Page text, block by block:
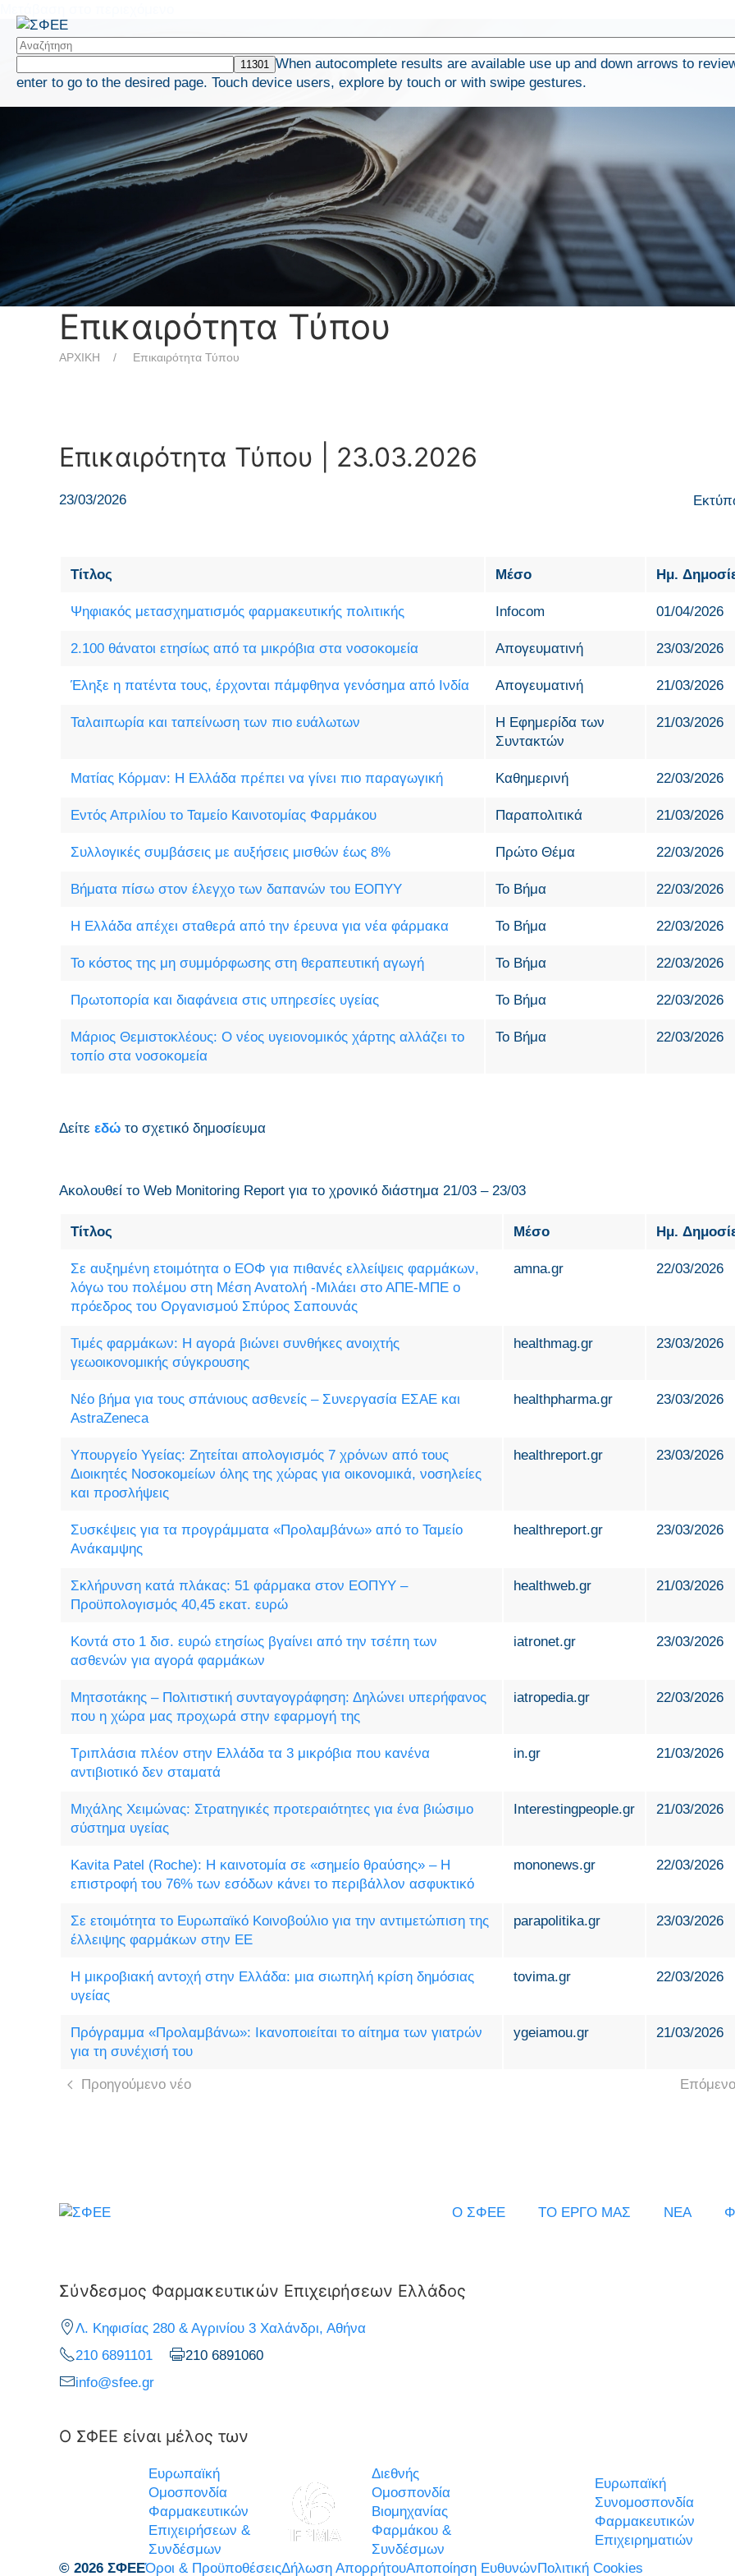
When autocomplete results are available use up and down arrows to
enter to go to the desired page. Touch device users, explore by touch or with swipe gestures.
Επικαιρότητα Τύπου
ΑΡΧΙΚΗ Επικαιρότητα Τύπου
Επικαιρότητα Τύπου | 23.03.2026
23/03/2026
Τίτλος Μέσο Ημ.
Ψηφιακός μετασχηματισμός φαρμακευτικής πολιτικής Infocom 01/04/2026
2.100 θάνατοι ετησίως από τα μικρόβια στα νοσοκομεία Απογευματινή 23/03/2026
Έληξε η πατέντα τους, έρχονται πάμφθηνα γενόσημα από Ινδία Απογευματινή 21/03/2026
Ταλαιπωρία και ταπείνωση των πιο ευάλωτων
Η Εφημερίδα των
Συντακτών
21/03/2026
Ματίας Κόρμαν: Η Ελλάδα πρέπει να γίνει πιο παραγωγική Καθημερινή 22/03/2026
Εντός Απριλίου το Ταμείο Καινοτομίας Φαρμάκου Παραπολιτικά 21/03/2026
Συλλογικές συμβάσεις με αυξήσεις μισθών έως 8% Πρώτο Θέμα 22/03/2026
Βήματα πίσω στον έλεγχο των δαπανών του ΕΟΠΥΥ Το Βήμα 22/03/2026
Η Ελλάδα απέχει σταθερά από την έρευνα για νέα φάρμακα Το Βήμα 22/03/2026
Το κόστος της μη συμμόρφωσης στη θεραπευτική αγωγή Το Βήμα 22/03/2026
Πρωτοπορία και διαφάνεια στις υπηρεσίες υγείας Το Βήμα 22/03/2026
Μάριος Θεμιστοκλέους: Ο νέος υγειονομικός χάρτης αλλάζει το
τοπίο στα νοσοκομεία
Το Βήμα 22/03/2026
Δείτε εδώ το σχετικό δημοσίευμα
Ακολουθεί το Web Monitoring Report για τo χρονικό διάστημα 21/03 – 23/03
Τίτλος Μέσο Ημ.
Σε αυξημένη ετοιμότητα ο ΕΟΦ για πιθανές ελλείψεις φαρμάκων,
λόγω του πολέμου στη Μέση Ανατολή -Μιλάει στο ΑΠΕ-ΜΠΕ ο
πρόεδρος του Οργανισμού Σπύρος Σαπουνάς
amna.gr 22/03/2026
Τιμές φαρμάκων: Η αγορά βιώνει συνθήκες ανοιχτής
γεωοικονομικής σύγκρουσης
healthmag.gr 23/03/2026
Νέο βήμα για τους σπάνιους ασθενείς – Συνεργασία ΕΣΑΕ και
AstraZeneca
healthpharma.gr 23/03/2026
Υπουργείο Υγείας: Ζητείται απολογισμός 7 χρόνων από τους
Διοικητές Νοσοκομείων όλης της χώρας για οικονομικά, νοσηλείες
και προσλήψεις
healthreport.gr 23/03/2026
Συσκέψεις για τα προγράμματα «Προλαμβάνω» από το Ταμείο
Ανάκαμψης
healthreport.gr 23/03/2026
Σκλήρυνση κατά πλάκας: 51 φάρμακα στον ΕΟΠΥΥ –
Προϋπολογισμός 40,45 εκατ. ευρώ
healthweb.gr 21/03/2026
Κοντά στο 1 δισ. ευρώ ετησίως βγαίνει από την τσέπη των
ασθενών για αγορά φαρμάκων
iatronet.gr 23/03/2026
Μητσοτάκης – Πολιτιστική συνταγογράφηση: Δηλώνει υπερήφανος
που η χώρα μας προχωρά στην εφαρμογή της
iatropedia.gr 22/03/2026
Τριπλάσια πλέον στην Ελλάδα τα 3 μικρόβια που κανένα
αντιβιοτικό δεν σταματά
in.gr 21/03/2026
Μιχάλης Χειμώνας: Στρατηγικές προτεραιότητες για ένα βιώσιμο
σύστημα υγείας
Interestingpeople.gr 21/03/2026
Kavita Patel (Roche): Η καινοτομία σε «σημείο θραύσης» – Η
επιστροφή του 76% των εσόδων κάνει το περιβάλλον ασφυκτικό
mononews.gr 22/03/2026
Σε ετοιμότητα το Ευρωπαϊκό Κοινοβούλιο για την αντιμετώπιση της
έλλειψης φαρμάκων στην ΕΕ
parapolitika.gr 23/03/2026
Η μικροβιακή αντοχή στην Ελλάδα: μια σιωπηλή κρίση δημόσιας
υγείας
tovima.gr 22/03/2026
Πρόγραμμα «Προλαμβάνω»: Ικανοποιείται το αίτημα των γιατρών
για τη συνέχισή του
ygeiamou.gr 21/03/2026
Προηγούμενο νέο
Ο ΣΦΕΕ ΤΟ ΕΡΓΟ ΜΑΣ ΝΕΑ
Σύνδεσμος Φαρμακευτικών Επιχειρήσεων Ελλάδος
Λ. Κηφισίας 280 & Αγρινίου 3 Χαλάνδρι, Αθήνα
210 6891101
210 6891060
info@sfee.gr
Ο ΣΦΕΕ είναι μέλος των
Ευρωπαϊκή
Ομοσπονδία
Φαρμακευτικών
Επιχειρήσεων &
Συνδέσμων
Διεθνής
Ομοσπονδία
Βιομηχανίας
Φαρμάκου &
Συνδέσμων
Ευρωπαϊκή
Συνομοσπονδία
Φαρμακευτικών
Επιχειρηματιών
© 2026 ΣΦΕΕΌροι & ΠροϋποθέσειςΔήλωση ΑπορρήτουΑποποίηση ΕυθυνώνΠολιτική Cookies